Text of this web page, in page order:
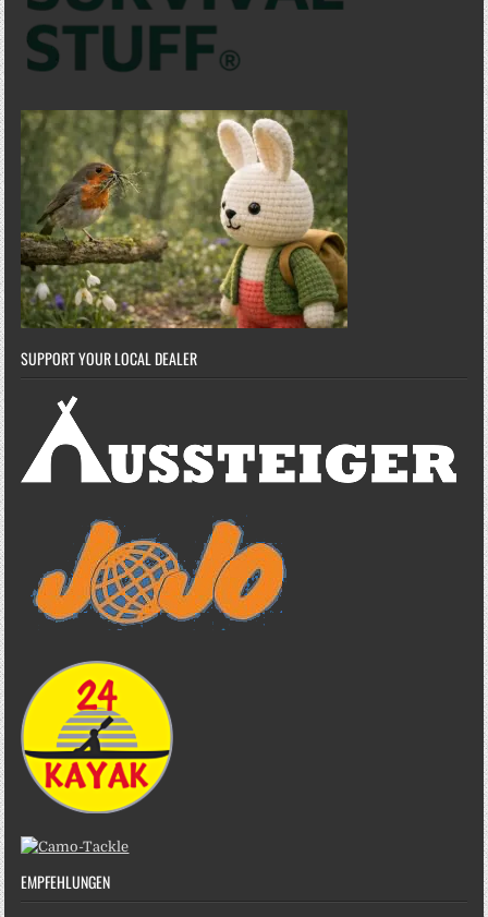
SUPPORT YOUR LOCAL DEALER
EMPFEHLUNGEN